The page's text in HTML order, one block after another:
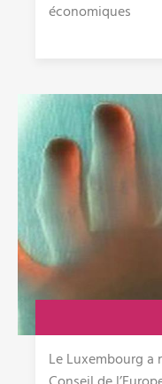
économiques
Le Luxembourg